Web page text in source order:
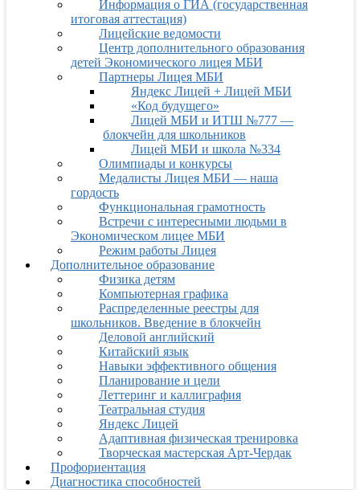
Информация о ГИА (государственная
итоговая аттестация)
Лицейские ведомости
Центр дополнительного образования
детей Экономического лицея МБИ
Партнеры Лицея МБИ
Яндекс Лицей + Лицей МБИ
«Код будущего»
Лицей МБИ и ИТШ №777 —
блокчейн для школьников
Лицей МБИ и школа №334
Олимпиады и конкурсы
Медалисты Лицея МБИ — наша
гордость
Функциональная грамотность
Встречи с интересными людьми в
Экономическом лицее МБИ
Режим работы Лицея
Дополнительное образование
Физика детям
Компьютерная графика
Распределенные реестры для
школьников. Введение в блокчейн
Деловой английский
Китайский язык
Навыки эффективного общения
Планирование и цели
Леттеринг и каллиграфия
Театральная студия
Яндекс Лицей
Адаптивная физическая тренировка
Творческая мастерская Арт-Чердак
Профориентация
Диагностика способностей